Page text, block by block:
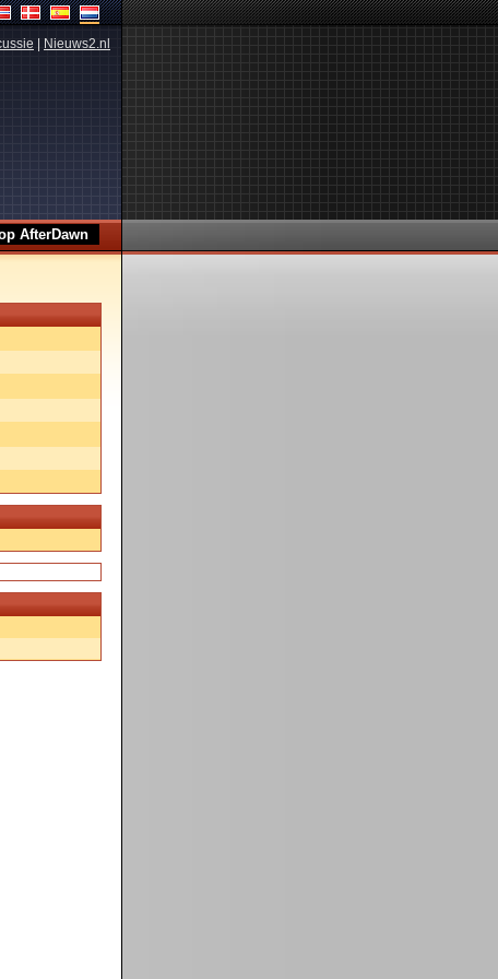
Nieuws2.nl